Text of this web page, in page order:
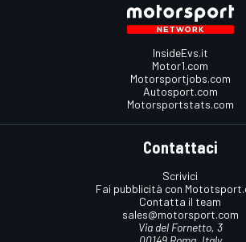
InsideEvs.it
Motor1.com
Motorsportjobs.com
Autosport.com
Motorsportstats.com
Contattaci
Scrivici
Fai pubblicità con
Contatta il team
sales@motorsport.com
Via del Fornetto, 3